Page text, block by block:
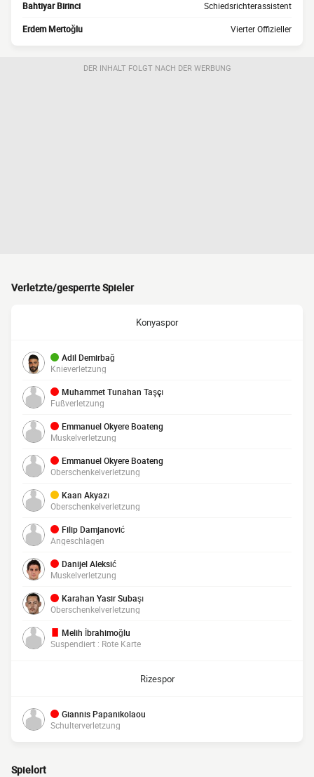
Bahtiyar Birinci Schiedsrichterassistent
Erdem Mertoğlu Vierter Offizieller
DER INHALT FOLGT NACH DER WERBUNG
Verletzte/gesperrte Spieler
Konyaspor
Adil Demirbağ
Knieverletzung
Muhammet Tunahan Taşçı
Fußverletzung
Emmanuel Okyere Boateng
Muskelverletzung
Emmanuel Okyere Boateng
Oberschenkelverletzung
Kaan Akyazı
Oberschenkelverletzung
Filip Damjanović
Angeschlagen
Danijel Aleksić
Muskelverletzung
Karahan Yasir Subaşı
Oberschenkelverletzung
Melih İbrahimoğlu
Suspendiert : Rote Karte
Rizespor
Giannis Papanikolaou
Schulterverletzung
Spielort